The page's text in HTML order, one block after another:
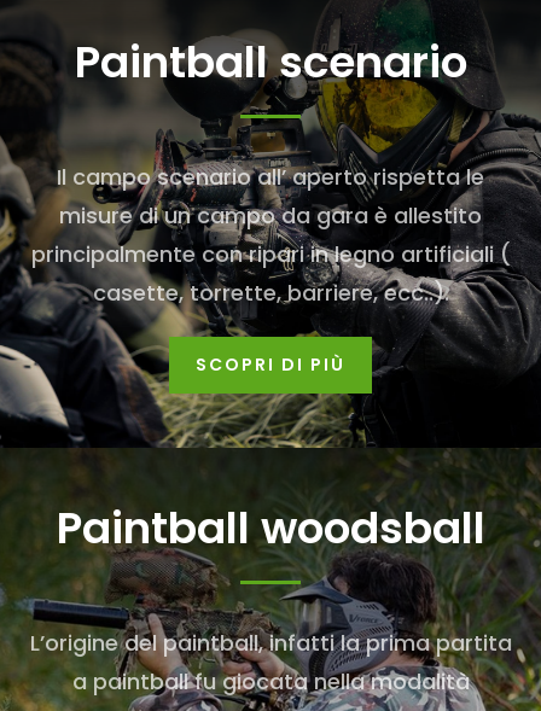
Paintball scenario
Il campo scenario all’ aperto rispetta le
misure di un campo da gara è allestito
principalmente con ripari in legno artificiali (
casette, torrette, barriere, ecc..).
SCOPRI DI PIÙ
Paintball woodsball
L’origine del paintball, infatti la prima partita
a paintball fu giocata nella modalità